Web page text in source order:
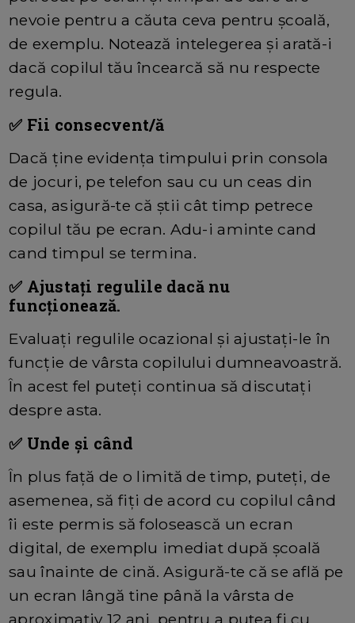
nevoie pentru a căuta ceva pentru școală,
de exemplu. Notează intelegerea și arată-i
dacă copilul tău încearcă să nu respecte
regula.
✅ Fii consecvent/ă
Dacă ține evidența timpului prin consola
de jocuri, pe telefon sau cu un ceas din
casa, asigură-te că știi cât timp petrece
copilul tău pe ecran. Adu-i aminte cand
cand timpul se termina.
✅ Ajustați regulile dacă nu
funcționează.
Evaluați regulile ocazional și ajustați-le în
funcție de vârsta copilului dumneavoastră.
În acest fel puteți continua să discutați
despre asta.
✅ Unde și când
În plus față de o limită de timp, puteți, de
asemenea, să fiți de acord cu copilul când
îi este permis să folosească un ecran
digital, de exemplu imediat după școală
sau înainte de cină. Asigură-te că se află pe
un ecran lângă tine până la vârsta de
aproximativ 12 ani, pentru a putea fi cu